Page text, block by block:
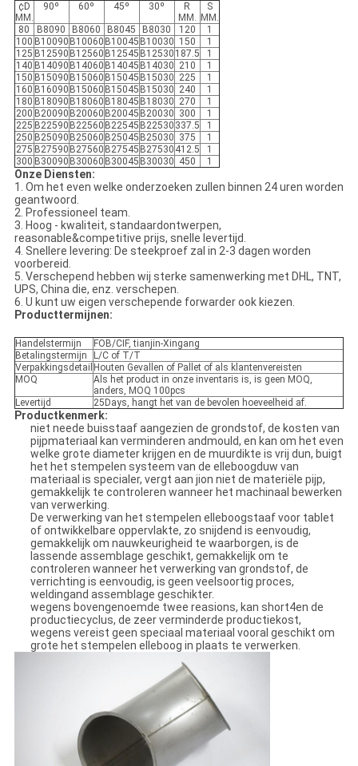
¢D
MM.
90º 60º 45º 30º
R
MM.
S
MM.
80
B8090 B8060 B8045 B8030 120
1
100 B10090 B10060 B10045 B10030 150
1
125 B12590 B12560 B12545 B12530 187.5
1
140 B14090 B14060 B14045 B14030 210
1
150 B15090 B15060 B15045 B15030 225
1
160 B16090 B15060 B15045 B15030 240
1
180 B18090 B18060 B18045 B18030 270
1
200 B20090 B20060 B20045 B20030 300
1
225 B22590 B22560 B22545 B22530 337.5
1
250 B25090 B25060 B25045 B25030 375
1
275 B27590 B27560 B27545 B27530 412.5
1
300 B30090 B30060 B30045 B30030 450 1
Onze Diensten:
1. Om het even welke onderzoeken zullen binnen 24 uren worden
geantwoord.
2. Professioneel team.
3. Hoog - kwaliteit, standaardontwerpen,
reasonable&competitive prijs, snelle levertijd.
4. Snellere levering: De steekproef zal in 2-3 dagen worden
voorbereid.
5. Verschepend hebben wij sterke samenwerking met DHL, TNT,
UPS, China die, enz. verschepen.
6. U kunt uw eigen verschepende forwarder ook kiezen.
Producttermijnen:
Handelstermijn
FOB/CIF, tianjin-Xingang
Betalingstermijn
L/C of T/T
Verpakkingsdetail Houten Gevallen of Pallet of als klantenvereisten
MOQ
Als het product in onze inventaris is, is geen MOQ,
anders, MOQ 100pcs
Levertijd
25Days, hangt het van de bevolen hoeveelheid af.
Productkenmerk:
niet neede buisstaaf aangezien de grondstof, de kosten van
pijpmateriaal kan verminderen andmould, en kan om het even
welke grote diameter krijgen en de muurdikte is vrij dun, buigt
het het stempelen systeem van de elleboogduw van
materiaal is specialer, vergt aan jion niet de materiële pijp,
gemakkelijk te controleren wanneer het machinaal bewerken
van verwerking.
De verwerking van het stempelen elleboogstaaf voor tablet
of ontwikkelbare oppervlakte, zo snijdend is eenvoudig,
gemakkelijk om nauwkeurigheid te waarborgen, is de
lassende assemblage geschikt, gemakkelijk om te
controleren wanneer het verwerking van grondstof, de
verrichting is eenvoudig, is geen veelsoortig proces,
weldingand assemblage geschikter.
wegens bovengenoemde twee reasions, kan short4en de
productiecyclus, de zeer verminderde productiekost,
wegens vereist geen speciaal materiaal vooral geschikt om
grote het stempelen elleboog in plaats te verwerken.